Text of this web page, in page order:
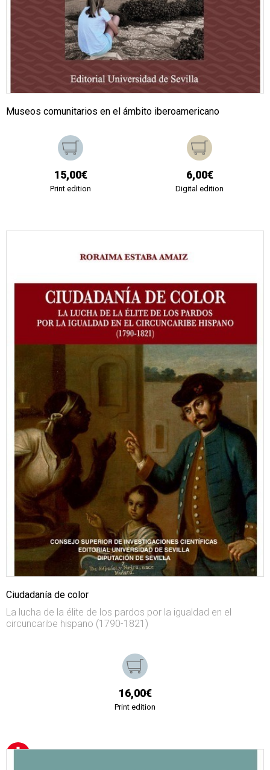
Museos comunitarios en el ámbito iberoamericano
15,00€
Print edition
6,00€
Digital edition
Ciudadanía de color
La lucha de la élite de los pardos por la igualdad en el
circuncaribe hispano (1790-1821)
16,00€
Print edition